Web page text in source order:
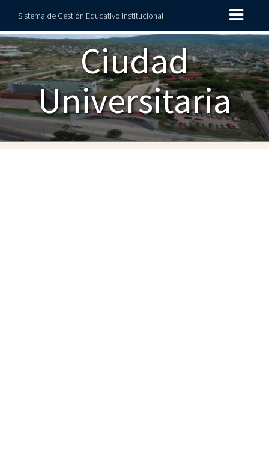
Sistema de Gestión Educativo Institucional
Ciudad
Universitaria